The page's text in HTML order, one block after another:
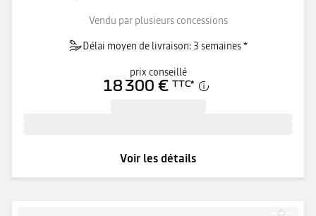
Vendu par plusieurs concessions
Délai moyen de livraison: 3 semaines *
prix conseillé
18 300 € TTC*
Voir les détails